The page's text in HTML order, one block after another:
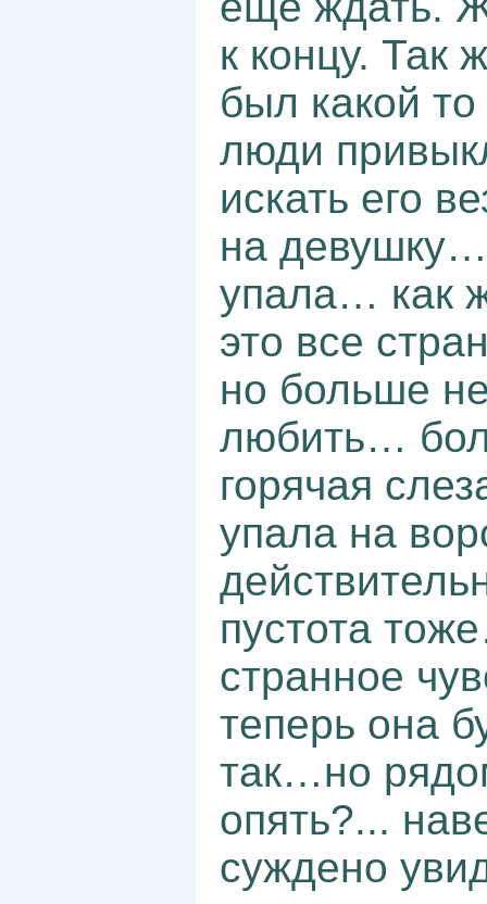
к концу. Так
был какой
люди
искать его
на
упала… как
это все
но больше
любить…
горячая
упала на
пустота
странное
теперь она
так…но
опять?...
суждено